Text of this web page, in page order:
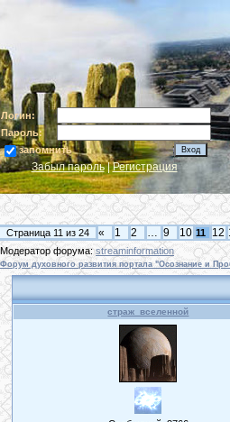
Логин:
Пароль:
запомнить
Забыл пароль|Регистрация
Страница 11 из 24 « 1 2 … 9 10 11 12
Модератор форума:streaminformation
Форум духовного развития портала "Осознание и
страж_вселенной